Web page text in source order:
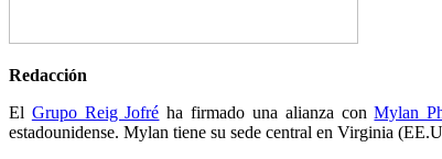
Redacción
El Grupo Reig Jofré ha firmado una alianza conMylan
estadounidense. Mylan tiene su sede central en Virginia